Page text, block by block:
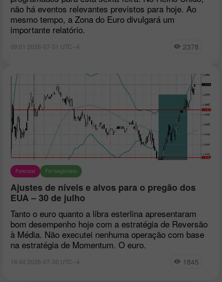
não há eventos relevantes previstos para hoje. Ao
mesmo tempo, a Zona do Euro divulgará um
importante relatório.
09:01 2026-07-31 UTC--4 2378
Forecast For beginners
Ajustes de níveis e alvos para o pregão dos
EUA – 30 de julho
Tanto o euro quanto a libra esterlina apresentaram
bom desempenho hoje com a estratégia de Reversão
à Média. Não executei nenhuma operação com base
na estratégia de Momentum. O euro.
16:40 2026-07-30 UTC--4 1845